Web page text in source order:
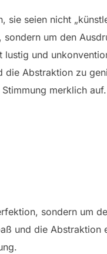
sie seien nicht
um den
und
die Abstraktion zu
merklich auf.
sondern um
und die Abstraktion